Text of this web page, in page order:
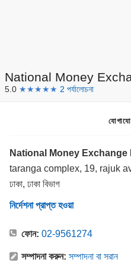
National Money
5.0 ★★★★★ 2 পর্যালোচনা
National Money Exchange
taranga complex, 19, rajuk
ঢাকা, ঢাকা বিভাগ
নির্দেশনা প্রাপ্ত হওয়া
ফোন: 02-9561274
সম্পাদনা করুন: সম্পাদনা বা সরান